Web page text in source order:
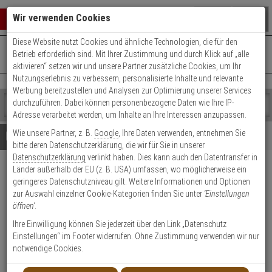
Warenkorb schließen
0 ARTIKEL IM WARENKORB
Ihr Warenkorb ist momentan leer.
Ergebnisse ()
Fertig
Shop
durchsuchen
Bitte
geben
Sie
mindestens
Zeichen
ein,
um
Suche
Es
wurde
noch
Kategorien
Suche
gestartet
+49 (0)821 899 493-0Mo. - Do.: 8:00 - 16:30 | Fr.: 8:00 - 14:00 Uhr
Kontaktservice nutzen
Details Beratung
Optex WXI-R PIR
Aussenbewegungsmelder
Produktmerkmale
Wir verwenden Cookies
Diese Website nutzt Cookies und ähnliche Technologien, die für den
Betrieb erforderlich sind. Mit Ihrer Zustimmung und durch Klick auf „alle
aktivieren“ setzen wir und unsere Partner zusätzliche Cookies, um Ihr
Nutzungserlebnis zu verbessern, personalisierte Inhalte und relevante
Werbung bereitzustellen und Analysen zur Optimierung unserer Services
durchzuführen. Dabei können personenbezogene Daten wie Ihre IP-
Adresse verarbeitet werden, um Inhalte an Ihre Interessen anzupassen.
Wie unsere Partner, z. B. Google , Ihre Daten verwenden, entnehmen Sie
bitte deren Datenschutzerklärung, die wir für Sie in unserer
Datenschutzerklärung verlinkt haben. Dies kann auch den Datentransfer in
Länder außerhalb der EU (z. B. USA) umfassen, wo möglicherweise ein
geringeres Datenschutzniveau gilt. Weitere Informationen und Optionen
zur Auswahl einzelner Cookie-Kategorien finden Sie unter 'Einstellungen
öffnen'.
Ihre Einwilligung können Sie jederzeit über den Link „Datenschutz
Einstellungen“ im Footer widerrufen. Ohne Zustimmung verwenden wir nur
notwendige Cookies.